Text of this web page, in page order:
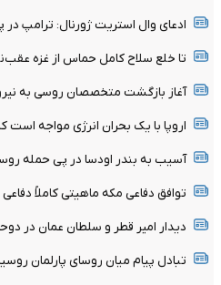
ادعای وال استریت ژورنال: ترامپ
تا خلع سلاح کامل حماس از غزه
آغاز بازگشت متخصصان روسی به
اروپا با یک بحران انرژی مواجه
آسیب به بندر اودسا در پی حمله
توافق دفاعی مکه ماهیتی کاملاً دفاعی
دیدار امیر قطر و سلطان عمان در
تبادل پیام میان روسای پارلمان